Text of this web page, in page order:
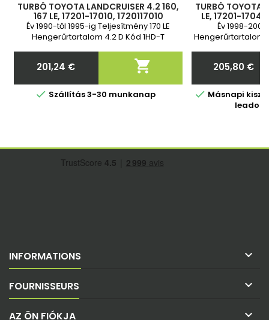
TURBÓ TOYOTA LANDCRUISER 4.2 160,
167 LE, 17201-17010, 1720117010
Év 1990-től 1995-ig Teljesítmény 170 LE
Hengerűrtartalom 4.2 D Kód 1HD-T
Ár
201,24 € 
 Szállítás 3-30 munkanap
TURBÓ TOYOTA
LE, 17201-
Év 1998-
Hengerűrtartalom:
Ár
205,80 €
 Másnapi
leadott
INFORMATIONS 
FOURNISSEURS 
AZ ÖN FIÓKJA 